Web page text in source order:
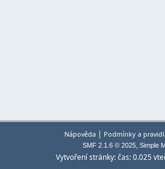
Nápověda| Podmínky a
SMF 2.1.6 © 2025, Simple
Vytvoření stránky: čas: 0.025